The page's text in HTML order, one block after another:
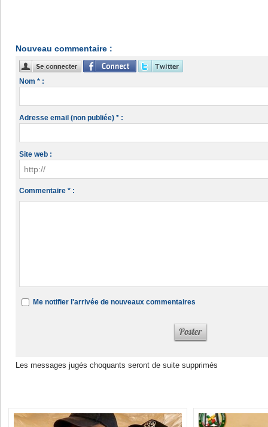
Nouveau commentaire :
Nom * :
Adresse email (non publiée) * :
Site web :
Commentaire * :
Me notifier l'arrivée de nouveaux commentaires
Les messages jugés choquants seront de suite supprimés